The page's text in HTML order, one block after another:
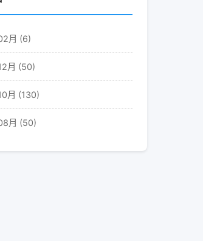
月 (6)
月 (50)
月 (130)
月 (50)